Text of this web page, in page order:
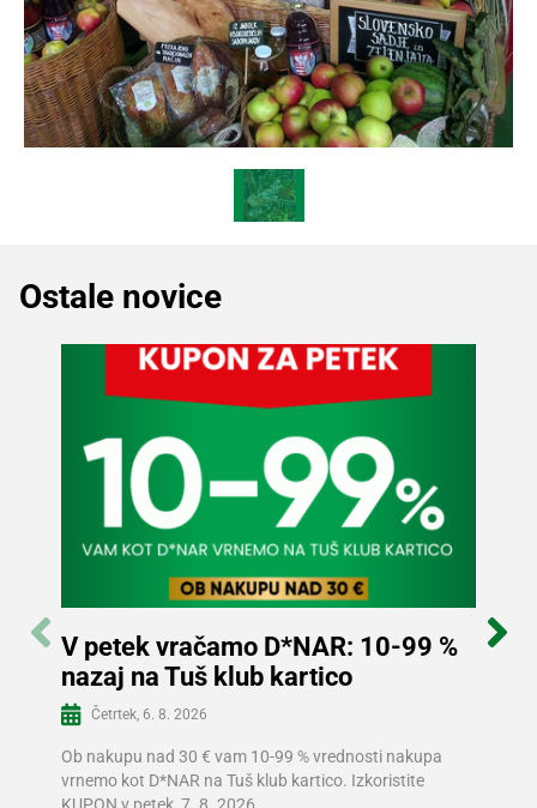
Ostale novice
Več informacij
V petek vračamo D*NAR: 10-99 %
nazaj na Tuš klub kartico
Četrtek, 6. 8. 2026
Ob nakupu nad 30 € vam 10-99 % vrednosti nakupa
vrnemo kot D*NAR na Tuš klub kartico. Izkoristite